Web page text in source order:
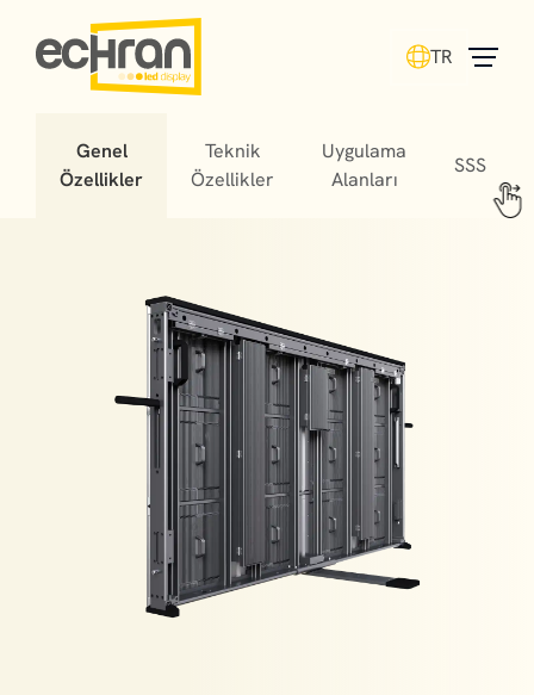
TR
Genel
Özellikler
Teknik
Özellikler
Uygulama
Alanları
SSS
Stadium LED screens offer fans unforgettable
experiences, helping matches turn into cherished